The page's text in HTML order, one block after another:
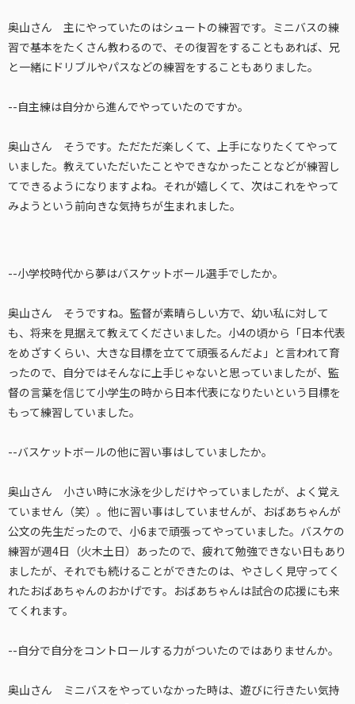
奥山さん 主にやっていたのはシュートの練習です。ミニバスの練
習で基本をたくさん教わるので、その復習をすることもあれば、兄
と一緒にドリブルやパスなどの練習をすることもありました。
--自主練は自分から進んでやっていたのですか。
奥山さん そうです。ただただ楽しくて、上手になりたくてやって
いました。教えていただいたことやできなかったことなどが練習し
てできるようになりますよね。それが嬉しくて、次はこれをやって
みようという前向きな気持ちが生まれました。
--小学校時代から夢はバスケットボール選手でしたか。
奥山さん そうですね。監督が素晴らしい方で、幼い私に対して
も、将来を見据えて教えてくださいました。小4の頃から「日本代表
をめざすくらい、大きな目標を立てて頑張るんだよ」と言われて育
ったので、自分ではそんなに上手じゃないと思っていましたが、監
督の言葉を信じて小学生の時から日本代表になりたいという目標を
もって練習していました。
--バスケットボールの他に習い事はしていましたか。
奥山さん 小さい時に水泳を少しだけやっていましたが、よく覚え
ていません（笑）。他に習い事はしていませんが、おばあちゃんが
公文の先生だったので、小6まで頑張ってやっていました。バスケの
練習が週4日（火木土日）あったので、疲れて勉強できない日もあり
ましたが、それでも続けることができたのは、やさしく見守ってく
れたおばあちゃんのおかげです。おばあちゃんは試合の応援にも来
てくれます。
--自分で自分をコントロールする力がついたのではありませんか。
奥山さん ミニバスをやっていなかった時は、遊びに行きたい気持